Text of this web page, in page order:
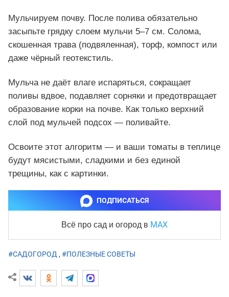
Мульчируем почву. После полива обязательно
засыпьте грядку слоем мульчи 5–7 см. Солома,
скошенная трава (подвяленная), торф, компост или
даже чёрный геотекстиль.
Мульча не даёт влаге испаряться, сокращает
поливы вдвое, подавляет сорняки и предотвращает
образование корки на почве. Как только верхний
слой под мульчей подсох — поливайте.
Освоите этот алгоритм — и ваши томаты в теплице
будут мясистыми, сладкими и без единой
трещины, как с картинки.
ПОДПИСАТЬСЯ
Всё про сад и огород в MAX
#САДОГОРОД , #ПОЛЕЗНЫЕ СОВЕТЫ